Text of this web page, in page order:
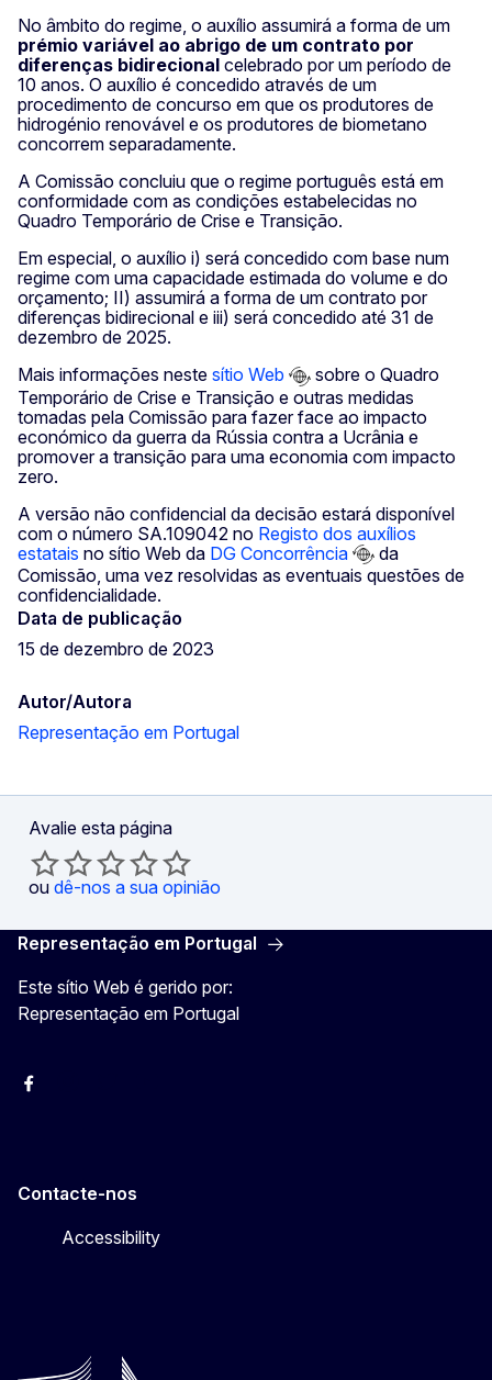
No âmbito do regime, o auxílio assumirá a forma de um
prémio variável ao abrigo de um contrato por
diferenças bidirecional celebrado por um período de
10 anos. O auxílio é concedido através de um
procedimento de concurso em que os produtores de
hidrogénio renovável e os produtores de biometano
concorrem separadamente.
A Comissão concluiu que o regime português está em
conformidade com as condições estabelecidas no
Quadro Temporário de Crise e Transição.
Em especial, o auxílio i) será concedido com base num
regime com uma capacidade estimada do volume e do
orçamento; II) assumirá a forma de um contrato por
diferenças bidirecional e iii) será concedido até 31 de
dezembro de 2025.
Mais informações neste sítio Web
sobre o Quadro
Temporário de Crise e Transição e outras medidas
tomadas pela Comissão para fazer face ao impacto
económico da guerra da Rússia contra a Ucrânia e
promover a transição para uma economia com impacto
zero.
A versão não confidencial da decisão estará disponível
com o número SA.109042 no Registo dos auxílios
estatais no sítio Web da DG Concorrência
da
Comissão, uma vez resolvidas as eventuais questões de
confidencialidade.
Data de publicação
15 de dezembro de 2023
Autor/Autora
Representação em Portugal
Avalie esta página
ou dê-nos a sua opinião
Representação em Portugal
Este sítio Web é gerido por:
Representação em Portugal
Facebook
Contacte-nos
Accessibility